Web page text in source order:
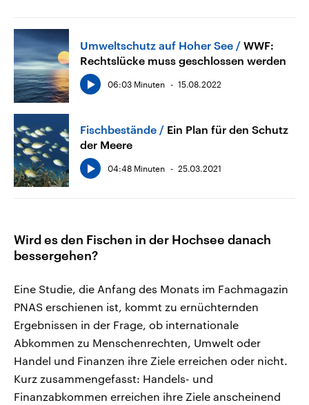
Umweltschutz auf Hoher See
WWF:
Rechtslücke muss geschlossen werden
06:03 Minuten 15.08.2022
Fischbestände
Ein Plan für den Schutz
der Meere
04:48 Minuten 25.03.2021
Wird es den Fischen in der Hochsee danach
bessergehen?
Eine Studie, die Anfang des Monats im Fachmagazin
PNAS erschienen ist, kommt zu ernüchternden
Ergebnissen in der Frage, ob internationale
Abkommen zu Menschenrechten, Umwelt oder
Handel und Finanzen ihre Ziele erreichen oder nicht.
Kurz zusammengefasst: Handels- und
Finanzabkommen erreichen ihre Ziele anscheinend